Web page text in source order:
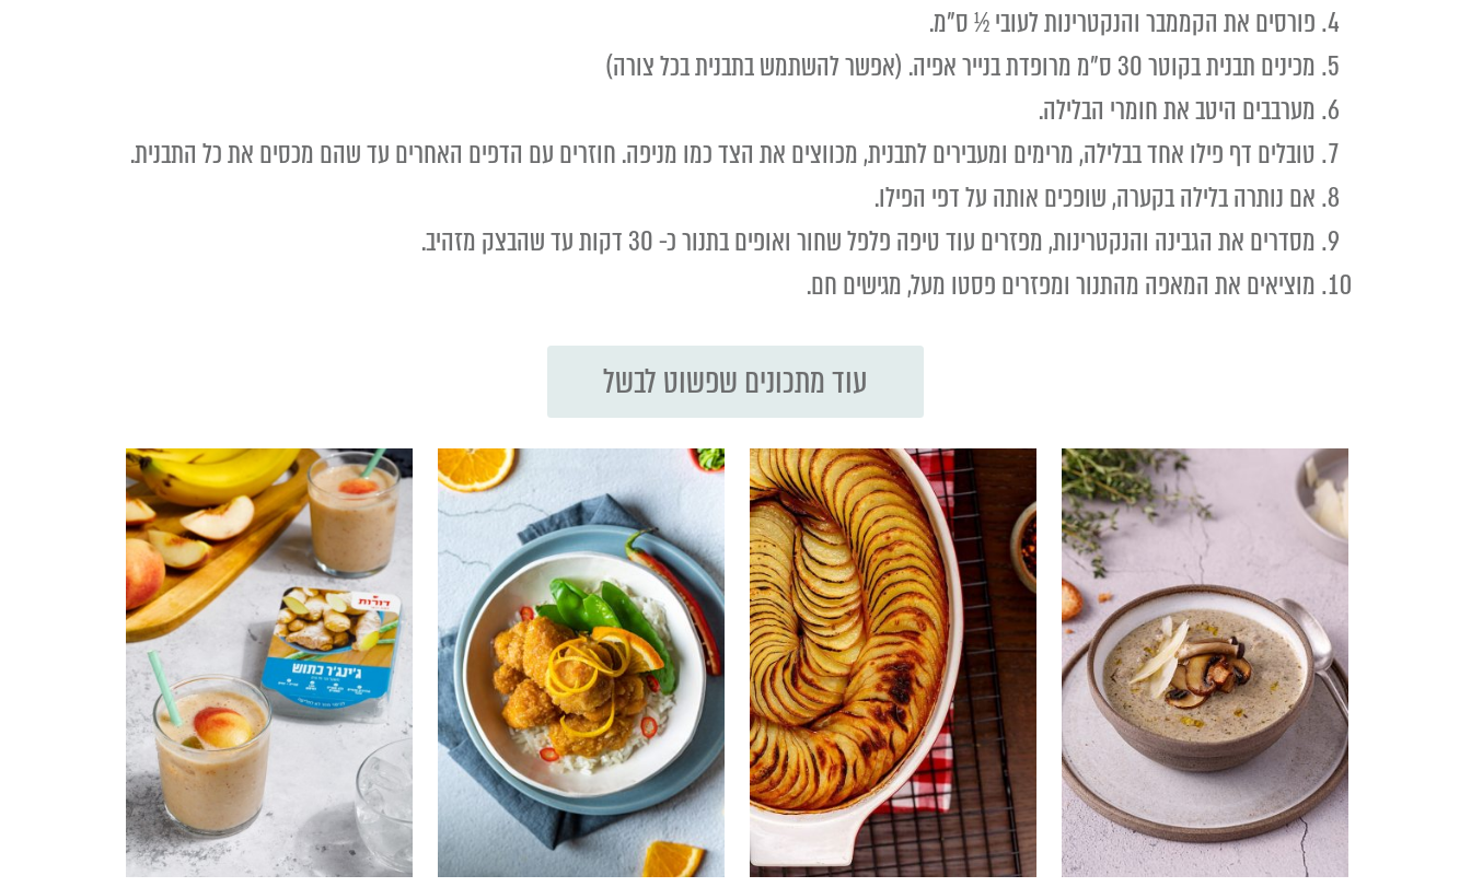
פורסים את הקממבר והנקטרינות לעובי ½ ס"מ.
מכינים תבנית בקוטר 30 ס"מ מרופדת בנייר אפיה. (אפשר להשתמש בתבנית בכל צורה)
מערבבים היטב את חומרי הבלילה.
טובלים דף פילו אחד בבלילה, מרימים ומעבירים לתבנית, מכווצים את הצד כמו מניפה. חוזרים עם הדפים האחרים עד שהם מכסים את כל התבנית.
אם נותרה בלילה בקערה, שופכים אותה על דפי הפילו.
מסדרים את הגבינה והנקטרינות, מפזרים עוד טיפה פלפל שחור ואופים בתנור כ- 30 דקות עד שהבצק מזהיב.
מוציאים את המאפה מהתנור ומפזרים פסטו מעל, מגישים חם.
עוד מתכונים שפשוט לבשל